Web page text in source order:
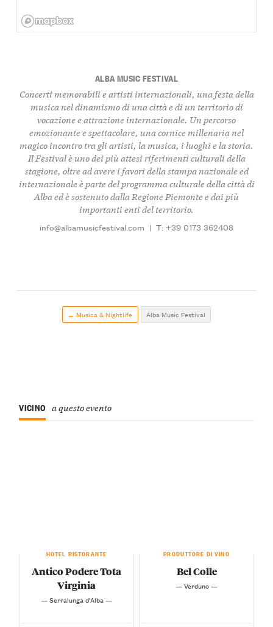
ALBA MUSIC FESTIVAL
Concerti memorabili e artisti internazionali, una festa della
musica nel dinamismo di una città e di un territorio di
vocazione e attrazione internazionale. Un percorso
emozionante e spettacolare, una cornice millenaria nel
magico incontro tra gli artisti, la musica, i luoghi e la storia.
Il Festival è uno dei più attesi riferimenti culturali della
stagione, oltre ad avere i favori della stampa nazionale ed
internazionale è parte del programma culturale della città di
Alba ed è sostenuto dalla Regione Piemonte e dai più
importanti enti del territorio.
info@albamusicfestival.com | T: +39 0173 362408
← Musica & Nightlife Alba Music Festival
VICINO a questo evento
HOTEL RISTORANTE
Antico Podere Tota
Virginia
— Serralunga d’Alba —
PRODUTTORE DI VINO
Bel Colle
— Verduno —